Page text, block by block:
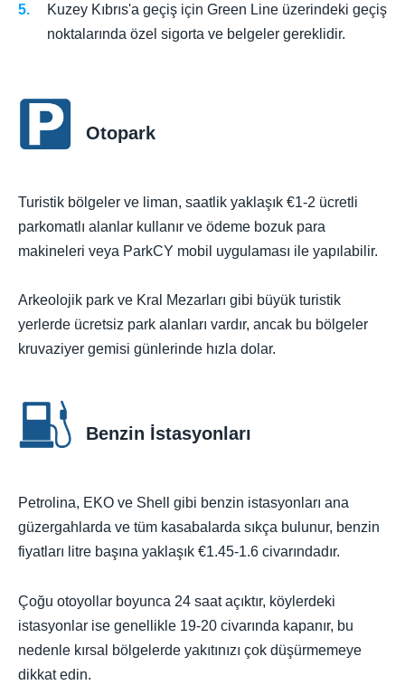
Kuzey Kıbrıs'a geçiş için Green Line üzerindeki geçiş
noktalarında özel sigorta ve belgeler gereklidir.
Otopark
Turistik bölgeler ve liman, saatlik yaklaşık €1-2 ücretli
parkomatlı alanlar kullanır ve ödeme bozuk para
makineleri veya ParkCY mobil uygulaması ile yapılabilir.
Arkeolojik park ve Kral Mezarları gibi büyük turistik
yerlerde ücretsiz park alanları vardır, ancak bu bölgeler
kruvaziyer gemisi günlerinde hızla dolar.
Benzin İstasyonları
Petrolina, EKO ve Shell gibi benzin istasyonları ana
güzergahlarda ve tüm kasabalarda sıkça bulunur, benzin
fiyatları litre başına yaklaşık €1.45-1.6 civarındadır.
Çoğu otoyollar boyunca 24 saat açıktır, köylerdeki
istasyonlar ise genellikle 19-20 civarında kapanır, bu
nedenle kırsal bölgelerde yakıtınızı çok düşürmemeye
dikkat edin.